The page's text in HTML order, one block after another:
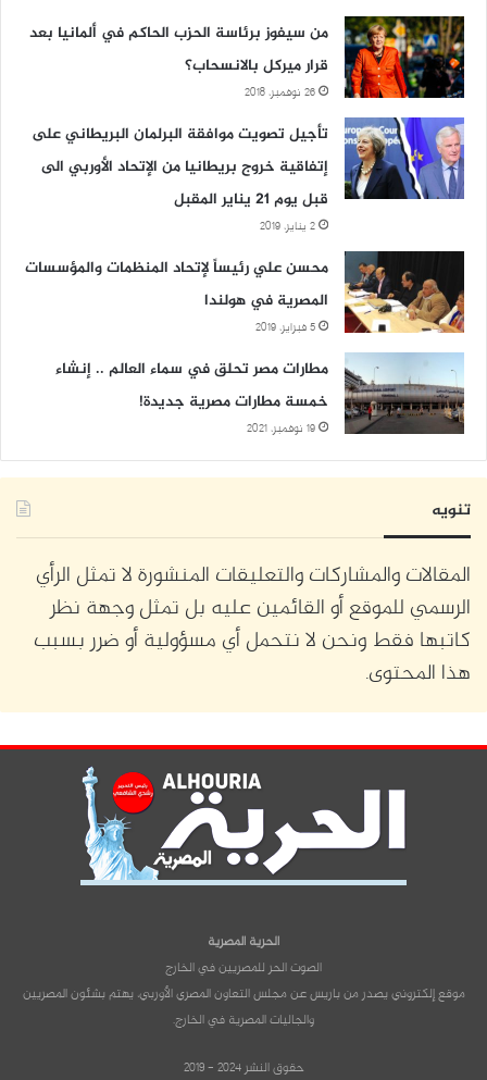
من سيفوز برئاسة الحزب الحاكم في ألمانيا بعد
قرار ميركل بالانسحاب؟
26 نوفمبر، 2018
تأجيل تصويت موافقة البرلمان البريطاني على
إتفاقية خروج بريطانيا من الإتحاد الأوربي الى
قبل يوم 21 يناير المقبل
2 يناير، 2019
محسن علي رئيساً لإتحاد المنظمات والمؤسسات
المصرية في هولندا
5 فبراير، 2019
مطارات مصر تحلق في سماء العالم .. إنشاء
خمسة مطارات مصرية جديدة!
19 نوفمبر، 2021
تنويه
المقالات والمشاركات والتعليقات المنشورة لا تمثل الرأي
الرسمي للموقع أو القائمين عليه بل تمثل وجهة نظر
كاتبها فقط ونحن لا نتحمل أي مسؤولية أو ضرر بسبب
هذا المحتوى.
الحرية المصرية
الصوت الحر للمصريين في الخارج
موقع إلكتروني يصدر من باريس عن مجلس التعاون المصري الأوربي، يهتم بشئون المصريين
والجاليات المصرية في الخارج.
حقوق النشر 2024 - 2019